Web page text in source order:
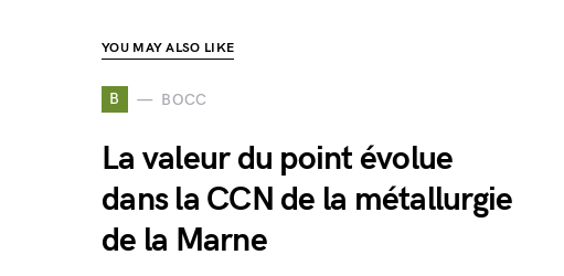
YOU MAY ALSO LIKE
B BOCC
La valeur du point évolue
dans la CCN de la métallurgie
de la Marne